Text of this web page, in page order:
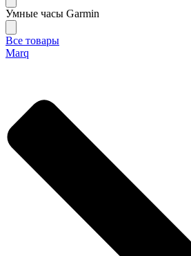
Умные часы Garmin
Все товары
Marq